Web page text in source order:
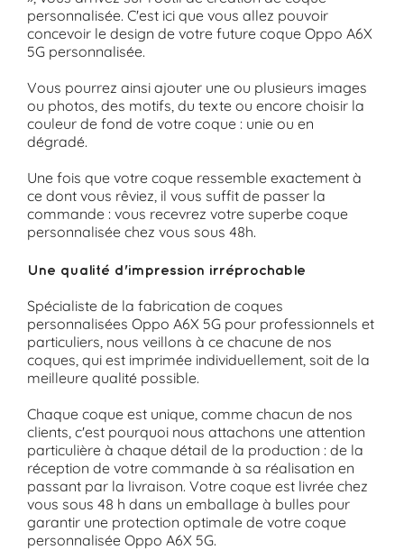
personnalisée. C'est ici que vous allez pouvoir
concevoir le design de votre future coque Oppo A6X
5G personnalisée.
Vous pourrez ainsi ajouter une ou plusieurs images
ou photos, des motifs, du texte ou encore choisir la
couleur de fond de votre coque : unie ou en
dégradé.
Une fois que votre coque ressemble exactement à
ce dont vous rêviez, il vous suffit de passer la
commande : vous recevrez votre superbe coque
personnalisée chez vous sous 48h.
Une qualité d'impression irréprochable
Spécialiste de la fabrication de coques
personnalisées Oppo A6X 5G pour professionnels et
particuliers, nous veillons à ce chacune de nos
coques, qui est imprimée individuellement, soit de la
meilleure qualité possible.
Chaque coque est unique, comme chacun de nos
clients, c'est pourquoi nous attachons une attention
particulière à chaque détail de la production : de la
réception de votre commande à sa réalisation en
passant par la livraison. Votre coque est livrée chez
vous sous 48 h dans un emballage à bulles pour
garantir une protection optimale de votre coque
personnalisée Oppo A6X 5G.